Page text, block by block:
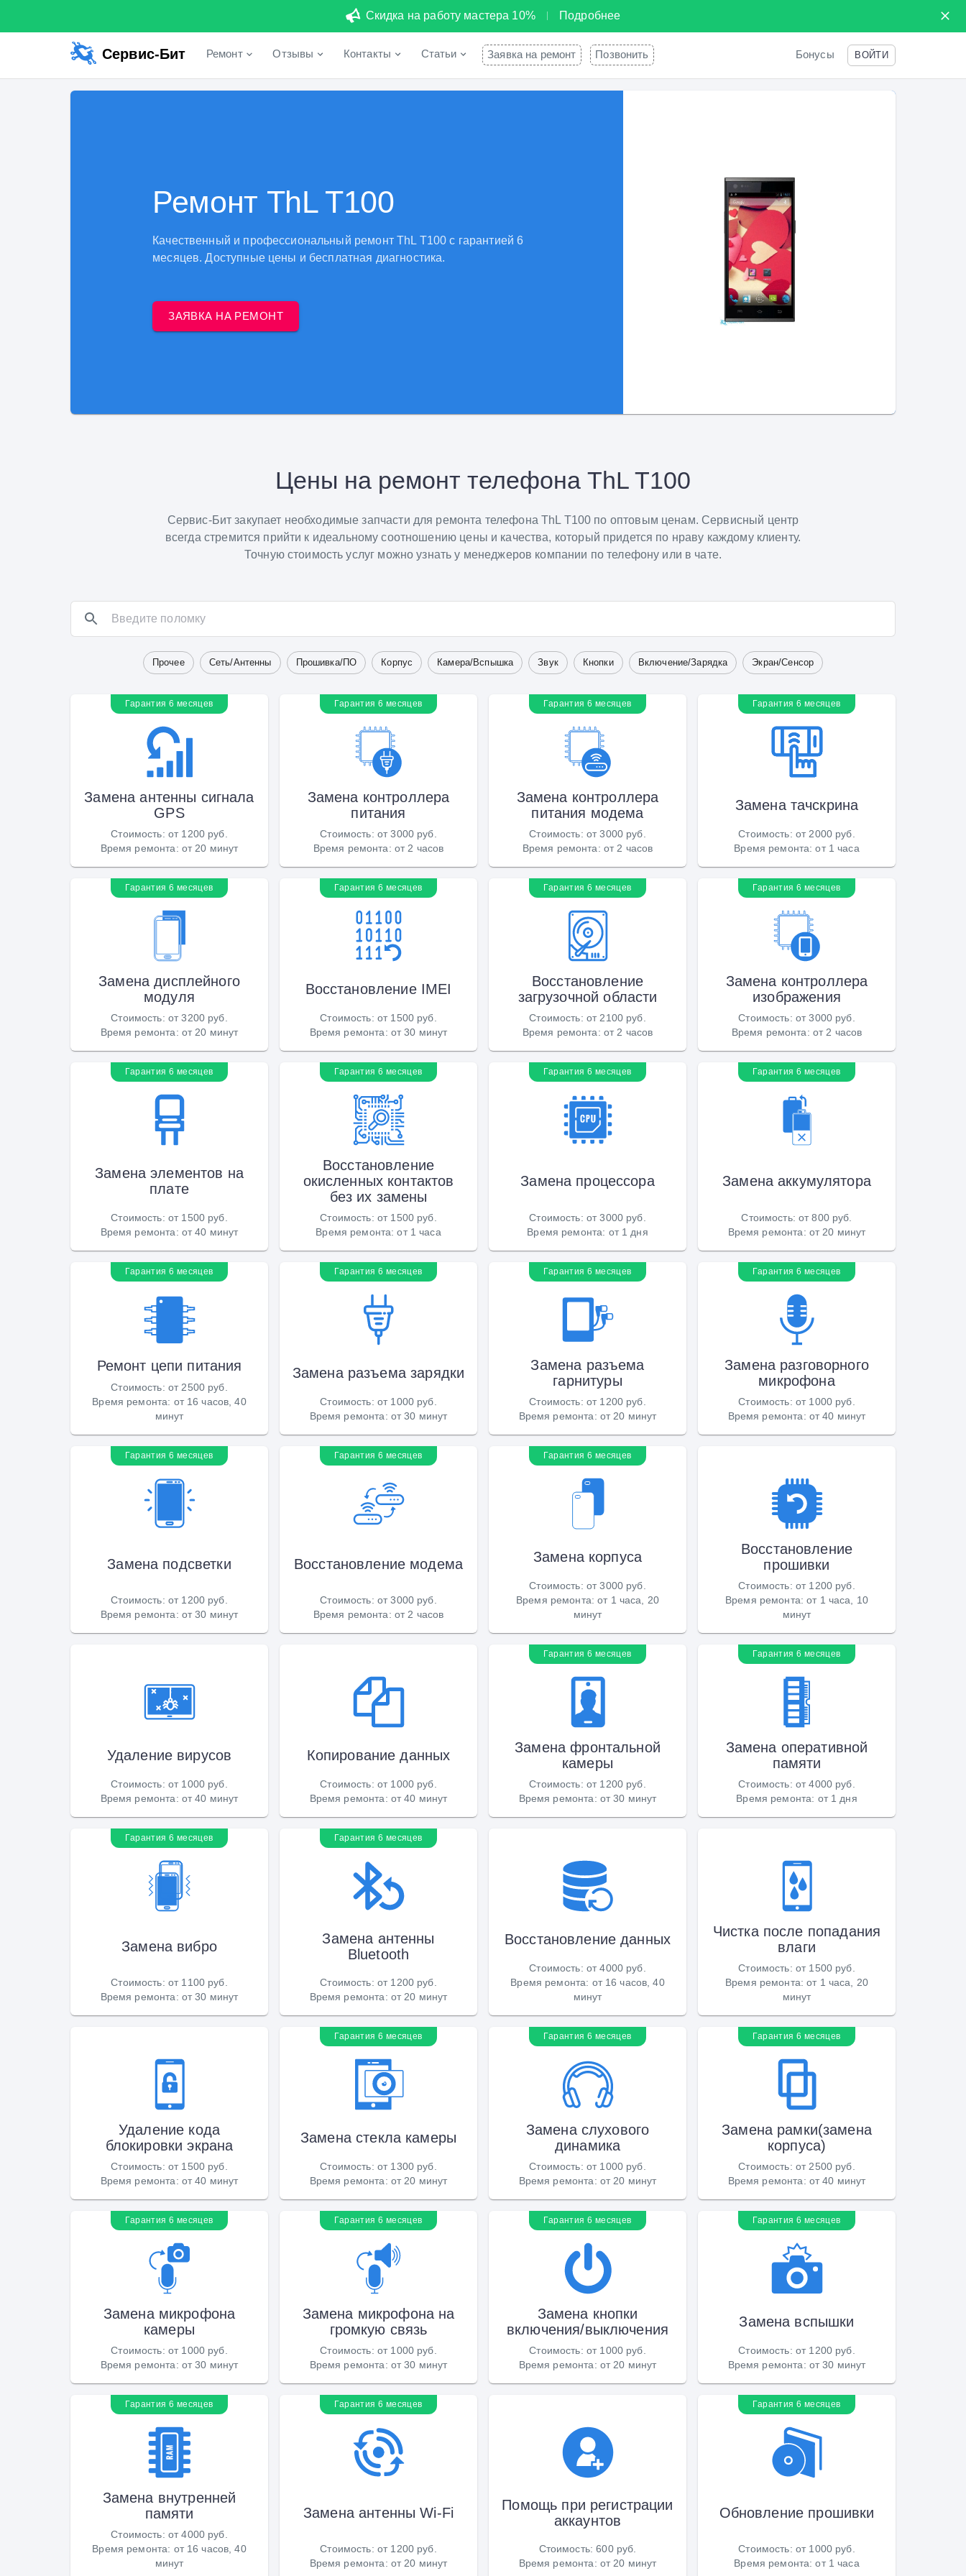
Скидка на работу мастера 10% Подробнее
Сервис-Бит Ремонт Отзывы Контакты Статьи Заявка на ремонт Позвонить Бонусы ВОЙТИ
Ремонт ThL T100
Качественный и профессиональный ремонт ThL T100 с гарантией 6
месяцев. Доступные цены и бесплатная диагностика.
ЗАЯВКА НА РЕМОНТ
Цены на ремонт телефона ThL T100
Сервис-Бит закупает необходимые запчасти для ремонта телефона ThL T100 по оптовым ценам. Сервисный центр
всегда стремится прийти к идеальному соотношению цены и качества, который придется по нраву каждому клиенту.
Точную стоимость услуг можно узнать у менеджеров компании по телефону или в чате.
Прочее Сеть/Антенны Прошивка/ПО Корпус Камера/Вспышка Звук Кнопки Включение/Зарядка Экран/Сенсор
Гарантия 6 месяцев
Замена антенны сигнала
GPS
Стоимость: от 1200 руб.
Время ремонта: от 20 минут
Гарантия 6 месяцев
Замена контроллера
питания
Стоимость: от 3000 руб.
Время ремонта: от 2 часов
Гарантия 6 месяцев
Замена контроллера
питания модема
Стоимость: от 3000 руб.
Время ремонта: от 2 часов
Гарантия 6 месяцев
Замена тачскрина
Стоимость: от 2000 руб.
Время ремонта:от 1 часа
Гарантия 6 месяцев
Замена дисплейного
модуля
Стоимость: от 3200 руб.
Время ремонта: от 20 минут
Гарантия 6 месяцев
Восстановление IMEI
Стоимость: от 1500 руб.
Время ремонта: от 30 минут
Гарантия 6 месяцев
Восстановление
загрузочной области
Стоимость: от 2100 руб.
Время ремонта: от 2 часов
Гарантия 6 месяцев
Замена контроллера
изображения
Стоимость: от 3000 руб.
Время ремонта: от 2 часов
Гарантия 6 месяцев
Замена элементов на
плате
Стоимость: от 1500 руб.
Время ремонта: от 40 минут
Гарантия 6 месяцев
Восстановление
окисленных контактов
без их замены
Стоимость: от 1500 руб.
Время ремонта:от 1 часа
Гарантия 6 месяцев
Замена процессора
Стоимость: от 3000 руб.
Время ремонта: от 1 дня
Гарантия 6 месяцев
Замена аккумулятора
Стоимость: от 800 руб.
Время ремонта: от 20 минут
Гарантия 6 месяцев
Ремонт цепи питания
Стоимость: от 2500 руб.
Время ремонта: от 16 часов, 40
минут
Гарантия 6 месяцев
Замена разъема зарядки
Стоимость: от 1000 руб.
Время ремонта: от 30 минут
Гарантия 6 месяцев
Замена разъема
гарнитуры
Стоимость: от 1200 руб.
Время ремонта: от 20 минут
Гарантия 6 месяцев
Замена разговорного
микрофона
Стоимость: от 1000 руб.
Время ремонта: от 40 минут
Гарантия 6 месяцев
Замена подсветки
Стоимость: от 1200 руб.
Время ремонта: от 30 минут
Гарантия 6 месяцев
Восстановление модема
Стоимость: от 3000 руб.
Время ремонта: от 2 часов
Гарантия 6 месяцев
Замена корпуса
Стоимость: от 3000 руб.
Время ремонта:от 1 часа, 20
минут
Восстановление
прошивки
Стоимость: от 1200 руб.
Время ремонта:от 1 часа, 10
минут
Удаление вирусов
Стоимость: от 1000 руб.
Время ремонта: от 40 минут
Копирование данных
Стоимость: от 1000 руб.
Время ремонта: от 40 минут
Гарантия 6 месяцев
Замена фронтальной
камеры
Стоимость: от 1200 руб.
Время ремонта: от 30 минут
Гарантия 6 месяцев
Замена оперативной
памяти
Стоимость: от 4000 руб.
Время ремонта: от 1 дня
Гарантия 6 месяцев
Замена вибро
Стоимость: от 1100 руб.
Время ремонта: от 30 минут
Гарантия 6 месяцев
Замена антенны
Bluetooth
Стоимость: от 1200 руб.
Время ремонта: от 20 минут
Восстановление данных
Стоимость: от 4000 руб.
Время ремонта: от 16 часов, 40
минут
Чистка после попадания
влаги
Стоимость: от 1500 руб.
Время ремонта:от 1 часа, 20
минут
Удаление кода
блокировки экрана
Стоимость: от 1500 руб.
Время ремонта: от 40 минут
Гарантия 6 месяцев
Замена стекла камеры
Стоимость: от 1300 руб.
Время ремонта: от 20 минут
Гарантия 6 месяцев
Замена слухового
динамика
Стоимость: от 1000 руб.
Время ремонта: от 20 минут
Гарантия 6 месяцев
Замена рамки(замена
корпуса)
Стоимость: от 2500 руб.
Время ремонта: от 40 минут
Гарантия 6 месяцев
Замена микрофона
камеры
Стоимость: от 1000 руб.
Время ремонта: от 30 минут
Гарантия 6 месяцев
Замена микрофона на
громкую связь
Стоимость: от 1000 руб.
Время ремонта: от 30 минут
Гарантия 6 месяцев
Замена кнопки
включения/выключения
Стоимость: от 1000 руб.
Время ремонта: от 20 минут
Гарантия 6 месяцев
Замена вспышки
Стоимость: от 1200 руб.
Время ремонта: от 30 минут
Гарантия 6 месяцев
Замена внутренней
памяти
Стоимость: от 4000 руб.
Время ремонта: от 16 часов, 40
минут
Гарантия 6 месяцев
Замена антенны Wi-Fi
Стоимость: от 1200 руб.
Время ремонта: от 20 минут
Помощь при регистрации
аккаунтов
Стоимость:600 руб.
Время ремонта: от 20 минут
Гарантия 6 месяцев
Обновление прошивки
Стоимость: от 1000 руб.
Время ремонта:от 1 часа